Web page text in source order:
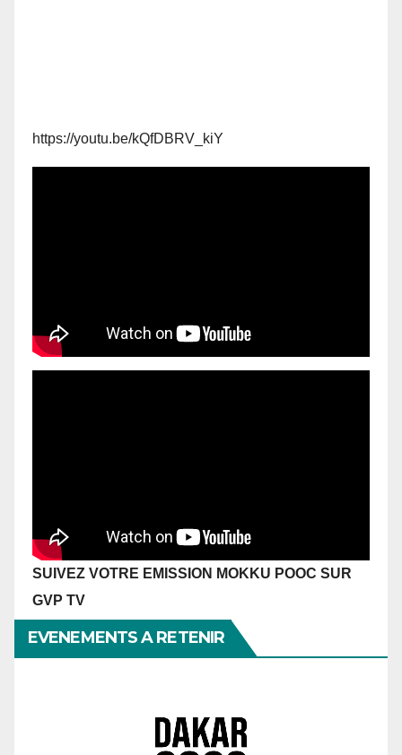
https://youtu.be/kQfDBRV_kiY
SUIVEZ VOTRE EMISSION MOKKU POOC SUR
GVP TV
EVENEMENTS A RETENIR